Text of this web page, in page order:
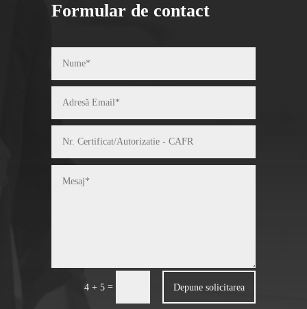
Formular de contact
4 + 5 = Depune solicitarea